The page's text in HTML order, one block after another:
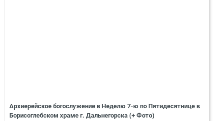
Архиерейское богослужение в Неделю 7-ю по Пятидесятнице в
Борисоглебском храме г. Дальнегорска (+ Фото)